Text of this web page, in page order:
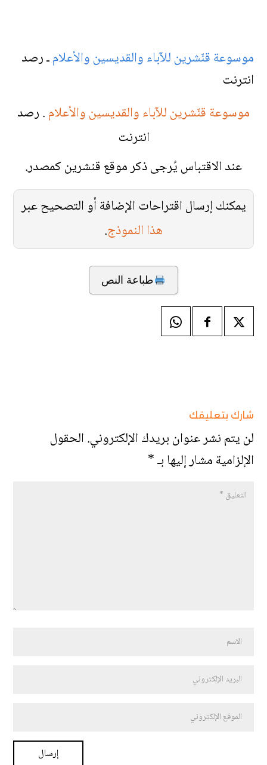
موسوعة قنّشرين للآباء والقديسين والأعلامـ رصد
انترنت
موسوعة قنّشرين للآباء والقديسين والأعلام. رصد
انترنت
عند الاقتباس يُرجى ذكر موقع قنشرين كمصدر.
يمكنك إرسال اقتراحات الإضافة أو التصحيح عبر
هذا النموذج.
طباعة النص
شارك بتعليقك
لن يتم نشر عنوان بريدك الإلكتروني.الحقول
الإلزامية مشار إليها بـ*